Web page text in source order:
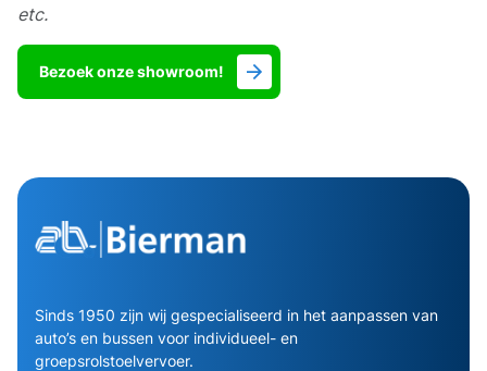
etc.
Bezoek onze showroom!
Sinds 1950 zijn wij gespecialiseerd in het aanpassen van
auto’s en bussen voor individueel- en
groepsrolstoelvervoer.